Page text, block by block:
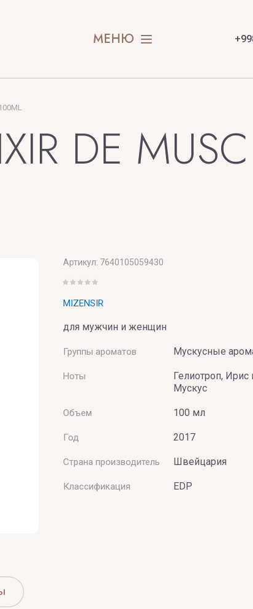
МЕНЮ
DE
Артикул: 7640105059430
MIZENSIR
для мужчин и женщин
Группы ароматов Мускусные
Ноты
Гелиотроп, Ирис
Мускус
Объем 100 мл
Год 2017
Страна производитель Швейцария
Классификация EDP
Xerjoff